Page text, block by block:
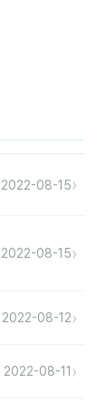
2022-08-15›
2022-08-15›
2022-08-12›
2022-08-11 ›